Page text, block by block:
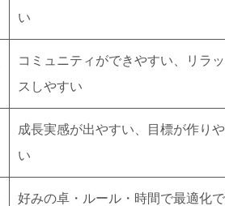
い
コミュニティができやすい、リラ
スしやすい
成長実感が出やすい、目標が作り
い
好みの卓・ルール・時間で最適化で